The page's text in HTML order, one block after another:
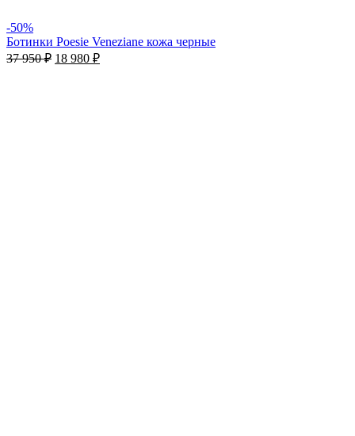
-50%
Ботинки Poesie Veneziane кожа черные
37 950₽ 18 980 ₽